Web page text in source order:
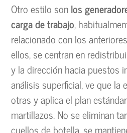
Otro estilo sonlos
carga de trabajo,
relacionado con los
ellos, se centran en
y la dirección hacia puestos
análisis superficial, ve que la
otras y aplica el plan
martillazos. No se eliminan